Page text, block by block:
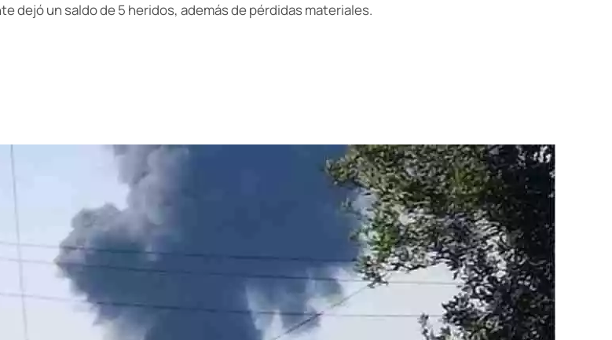
dejó un saldo de 5 heridos, además de pérdidas materiales.